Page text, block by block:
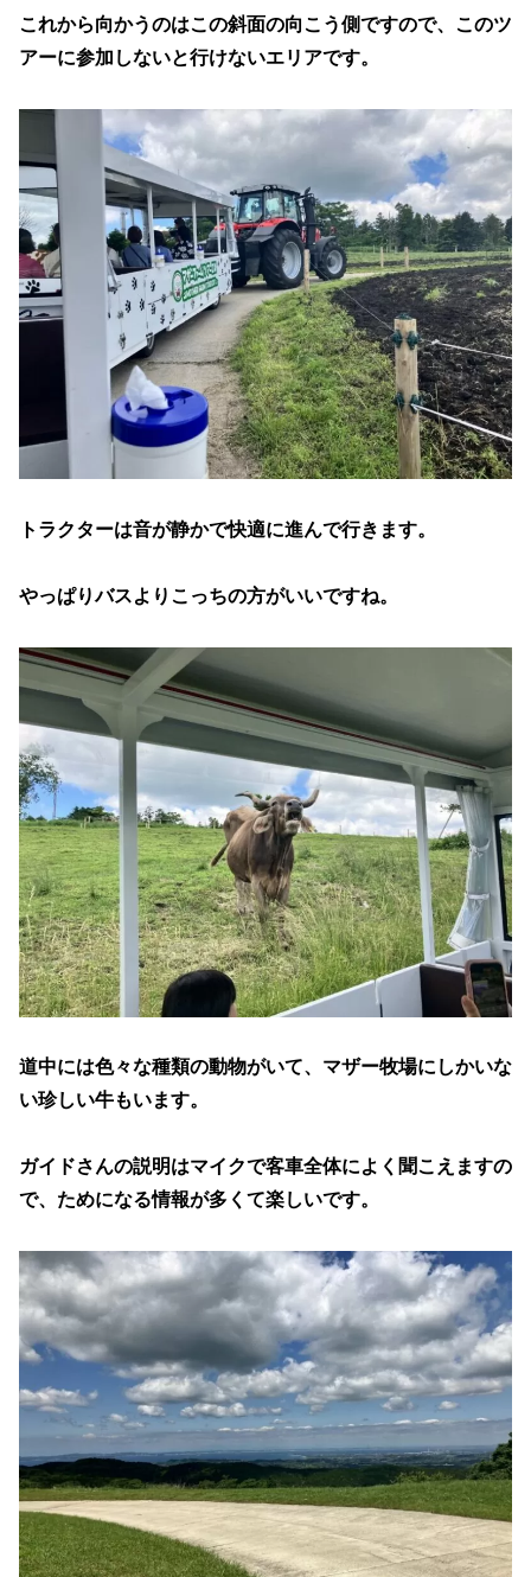
これから向かうのはこの斜面の向こう側ですので、このツ
アーに参加しないと行けないエリアです。
トラクターは音が静かで快適に進んで行きます。
やっぱりバスよりこっちの方がいいですね。
道中には色々な種類の動物がいて、マザー牧場にしかいな
い珍しい牛もいます。
ガイドさんの説明はマイクで客車全体によく聞こえますの
で、ためになる情報が多くて楽しいです。